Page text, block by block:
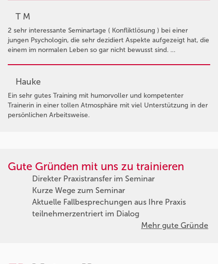
T M
2 sehr interessante Seminartage ( Konfliktlösung ) bei einer
jungen Psychologin, die sehr dezidiert Aspekte aufgezeigt hat, die
einem im normalen Leben so gar nicht bewusst sind. …
Hauke
Ein sehr gutes Training mit humorvoller und kompetenter
Trainerin in einer tollen Atmosphäre mit viel Unterstützung in der
persönlichen Arbeitsweise.
Gute Gründen mit uns zu trainieren
Direkter Praxistransfer im Seminar
Kurze Wege zum Seminar
Aktuelle Fallbesprechungen aus Ihre Praxis
teilnehmerzentriert im Dialog
Mehr gute Gründe